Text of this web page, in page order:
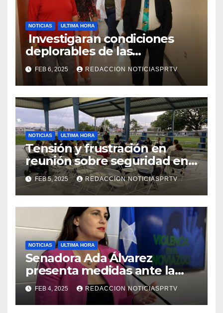
NOTICIAS ULTIMA HORA
Investigaran condiciones
deplorables de las
facilidades el Departamento
de la Salud en Mayagüez
FEB 6, 2025 REDACCION NOTICIASPRTV
NOTICIAS ULTIMA HORA
Tensión y frustración en
reunión sobre seguridad en
Reparto Metropolitano
FEB 5, 2025 REDACCION NOTICIASPRTV
NOTICIAS ULTIMA HORA
Senadora Ada Álvarez
presenta medidas ante la
violencia en el noviazgo
FEB 4, 2025 REDACCION NOTICIASPRTV